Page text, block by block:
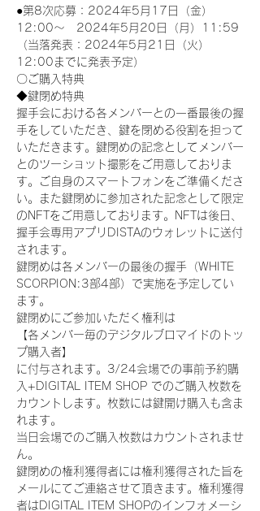
●第8次応募：2024年5月17日（金）
12:00～　2024年5月20日（月）11:59
（当落発表：2024年5月21日（火）
12:00までに発表予定）
〇ご購入特典
◆鍵閉め特典
握手会における各メンバーとの一番最後の握
手をしていただき、鍵を閉める役割を担って
いただきます。鍵閉めの記念としてメンバー
とのツーショット撮影をご用意しておりま
す。ご自身のスマートフォンをご準備くださ
い。また鍵閉めに参加された記念として限定
のNFTをご用意しております。NFTは後日、
握手会専用アプリDISTAのウォレットに送付
されます。
鍵閉めは各メンバーの最後の握手（WHITE
SCORPION:3部4部）で実施を予定してい
ます。
鍵閉めにご参加いただく権利は
【各メンバー毎のデジタルブロマイドのトッ
プ購入者】
に付与されます。3/24会場での事前予約購
入+DIGITAL ITEM SHOP でのご購入枚数を
カウントします。枚数には鍵開け購入も含ま
れます。
当日会場でのご購入枚数はカウントされませ
ん。
鍵閉めの権利獲得者には権利獲得された旨を
メールにてご連絡させて頂きます。権利獲得
者はDIGITAL ITEM SHOPのインフォメーシ